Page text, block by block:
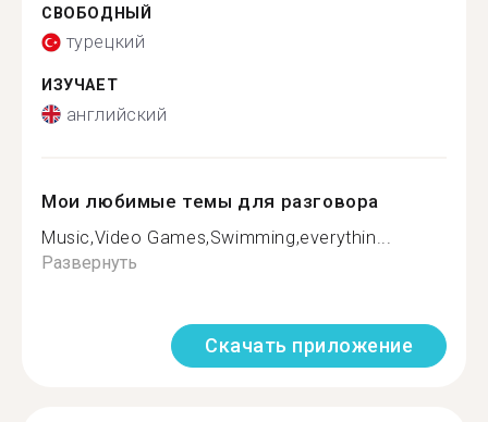
СВОБОДНЫЙ
турецкий
ИЗУЧАЕТ
английский
Мои любимые темы для разговора
Music,Video Games,Swimming,everythin...
Развернуть
Скачать приложение